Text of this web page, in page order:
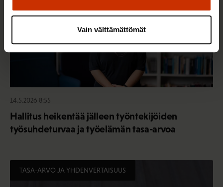
Vain välttämättömät
14.5.2026 8:55
Hallitus heikentää jälleen työntekijöiden
työsuhdeturvaa ja työelämän tasa-arvoa
TASA-ARVO JA YHDENVERTAISUUS